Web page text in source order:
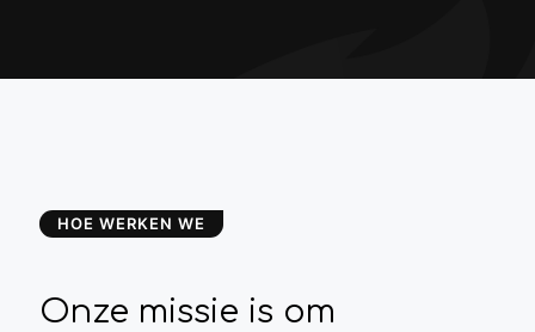
HOE WERKEN WE
Onze missie is om